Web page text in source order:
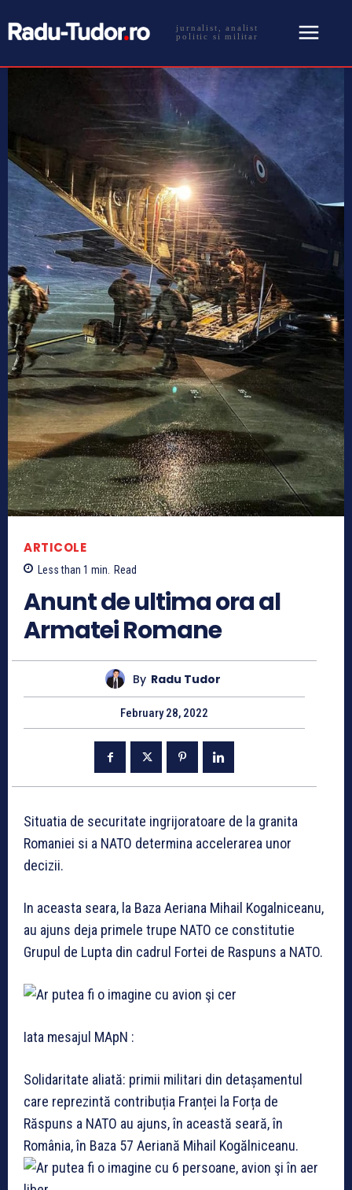
jurnalist, analist
politic si militar
ARTICOLE
Less than 1 min. Read
Anunt de ultima ora al
Armatei Romane
By Radu Tudor
February 28, 2022
Situatia de securitate ingrijoratoare de la granita
Romaniei si a NATO determina accelerarea unor
decizii.
In aceasta seara, la Baza Aeriana Mihail Kogalniceanu,
au ajuns deja primele trupe NATO ce constitutie
Grupul de Lupta din cadrul Fortei de Raspuns a NATO.
Iata mesajul MApN :
Solidaritate aliată: primii militari din detașamentul
care reprezintă contribuția Franței la Forța de
Răspuns a NATO au ajuns, în această seară, în
România, în Baza 57 Aeriană Mihail Kogălniceanu.